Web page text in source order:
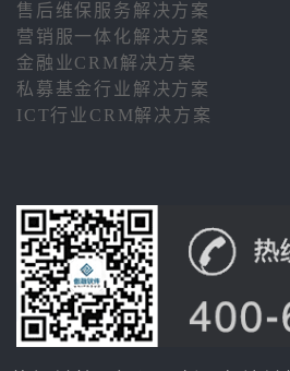
售后维保服务解决方案
营销服一体化解决方案
金融业CRM解决方案
私募基金行业解决方案
ICT行业CRM解决方案